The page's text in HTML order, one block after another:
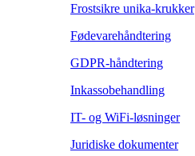
Frostsikre unika-krukker
Fødevarehåndtering
GDPR-håndtering
Inkassobehandling
IT- og WiFi-løsninger
Juridiske dokumenter